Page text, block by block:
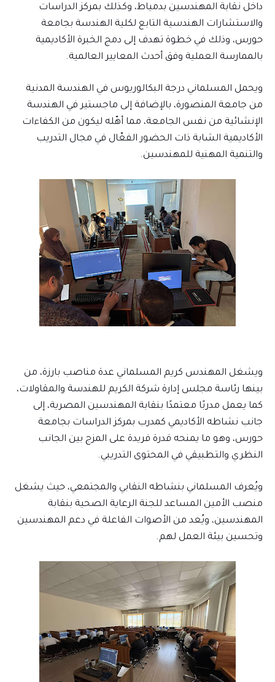
داخل نقابة المهندسين بدمياط، وكذلك بمركز الدراسات
والاستشارات الهندسية التابع لكلية الهندسة بجامعة
حورس، وذلك في خطوة تهدف إلى دمج الخبرة الأكاديمية
بالممارسة العملية وفق أحدث المعايير العالمية.
ويحمل المسلماني درجة البكالوريوس في الهندسة المدنية
من جامعة المنصورة، بالإضافة إلى ماجستير في الهندسة
الإنشائية من نفس الجامعة، مما أهّله ليكون من الكفاءات
الأكاديمية الشابة ذات الحضور الفعّال في مجال التدريب
والتنمية المهنية للمهندسين.
ويشغل المهندس كريم المسلماني عدة مناصب بارزة، من
بينها رئاسة مجلس إدارة شركة الكريم للهندسة والمقاولات،
كما يعمل مدربًا معتمدًا بنقابة المهندسين المصرية، إلى
جانب نشاطه الأكاديمي كمدرب بمركز الدراسات بجامعة
حورس، وهو ما يمنحه قدرة فريدة على المزج بين الجانب
النظري والتطبيقي في المحتوى التدريبي.
ويُعرف المسلماني بنشاطه النقابي والمجتمعي، حيث يشغل
منصب الأمين المساعد للجنة الرعاية الصحية بنقابة
المهندسين، ويُعد من الأصوات الفاعلة في دعم المهندسين
وتحسين بيئة العمل لهم.